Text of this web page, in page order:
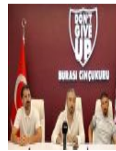
JEST…